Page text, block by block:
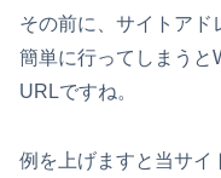
その前に、サイトアド
簡単に行ってしまうと
URLですね。
例を上げますと当サイ